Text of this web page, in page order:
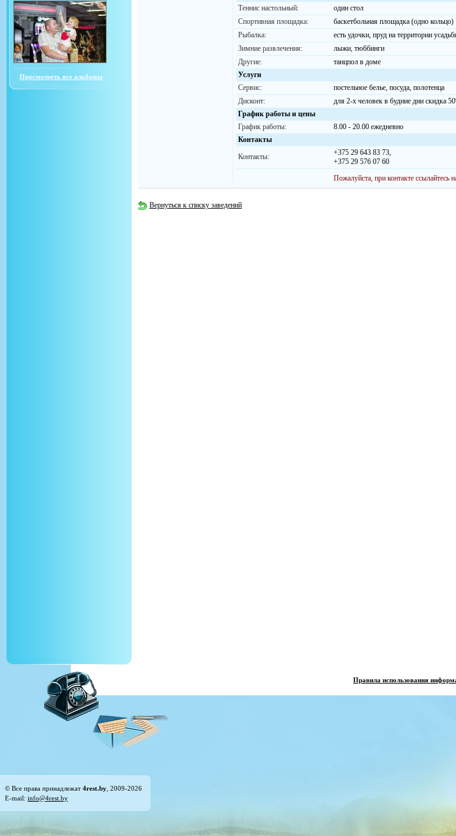
Просмотреть все альбомы
Теннис настольный:
один стол
Спортивная площадка:
баскетбольная площадка (одно кольцо)
Рыбалка:
есть удочки, пруд на территории
Зимние развлечения:
лыжи, тюббинги
Другие:
танцпол в доме
Услуги
Сервис:
постельное белье, посуда, полотенца
Дисконт:
для 2-х человек в будние дни скидка
График работы и цены
График работы:
8.00 - 20.00 ежедневно
Контакты
Контакты:
+375 29 643 83 73,
+375 29 576 07 60
Пожалуйста, при контакте ссылайтесь
Вернуться к списку заведений
Правила использования
© Все права принадлежат 4rest.by , 2009-2026
E-mail: info@4rest.by